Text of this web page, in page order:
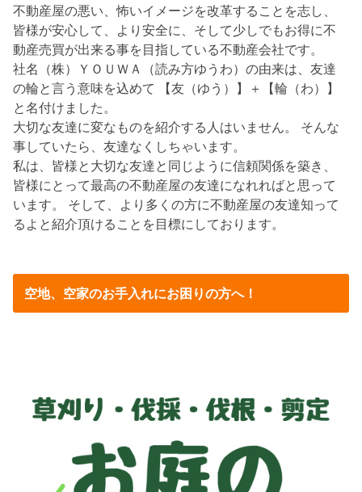
不動産屋の悪い、怖いイメージを改革することを志し、
皆様が安心して、より安全に、そして少しでもお得に不
動産売買が出来る事を目指している不動産会社です。
社名（株）ＹＯＵＷＡ（読み方ゆうわ）の由来は、友達
の輪と言う意味を込めて 【友（ゆう）】＋【輪（わ）】
と名付けました。
大切な友達に変なものを紹介する人はいません。 そんな
事していたら、友達なくしちゃいます。
私は、皆様と大切な友達と同じように信頼関係を築き、
皆様にとって最高の不動産屋の友達になれればと思って
います。 そして、より多くの方に不動産屋の友達知って
るよと紹介頂けることを目標にしております。
空地、空家のお手入れにお困りの方へ！